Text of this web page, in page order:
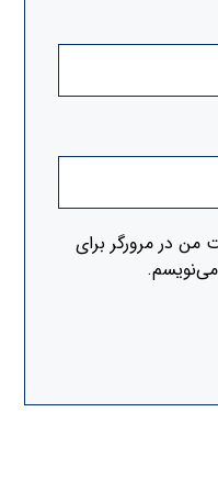
من در مرورگر برای
می‌نویسم.